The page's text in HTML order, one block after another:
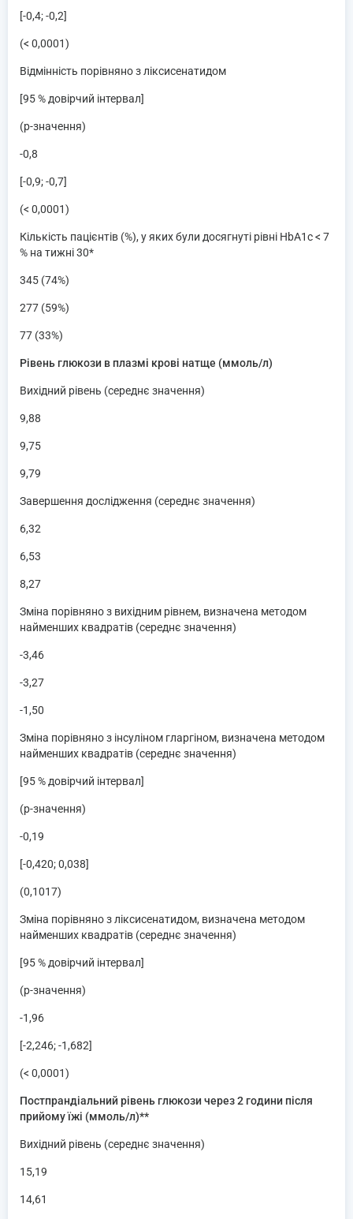
[-0,4; -0,2]
(< 0,0001)
Відмінність порівняно з ліксисенатидом
[95 % довірчий інтервал]
(p-значення)
-0,8
[-0,9; -0,7]
(< 0,0001)
Кількість пацієнтів (%), у яких були досягнуті рівні HbA1c < 7
% на тижні 30*
345 (74%)
277 (59%)
77 (33%)
Рівень глюкози в плазмі крові натще (ммоль/л)
Вихідний рівень (середнє значення)
9,88
9,75
9,79
Завершення дослідження (середнє значення)
6,32
6,53
8,27
Зміна порівняно з вихідним рівнем, визначена методом
найменших квадратів (середнє значення)
-3,46
-3,27
-1,50
Зміна порівняно з інсуліном гларгіном, визначена методом
найменших квадратів (середнє значення)
[95 % довірчий інтервал]
(p-значення)
-0,19
[-0,420; 0,038]
(0,1017)
Зміна порівняно з ліксисенатидом, визначена методом
найменших квадратів (середнє значення)
[95 % довірчий інтервал]
(p-значення)
-1,96
[-2,246; -1,682]
(< 0,0001)
Постпрандіальний рівень глюкози через 2 години після
прийому їжі (ммоль/л)**
Вихідний рівень (середнє значення)
15,19
14,61